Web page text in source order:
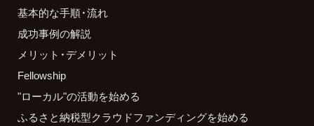
基本的な手順・流れ
成功事例の解説
メリット・デメリット
Fellowship
"ローカル"の活動を始める
ふるさと納税型クラウドファンディングを始める